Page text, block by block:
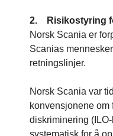
2. Risikostyring
Norsk Scania er
Scanias
retningslinjer.
Norsk Scania var
konvensjonene om
diskriminering
systematisk for å